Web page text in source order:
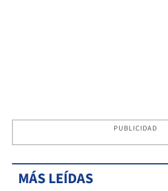
PUBLICIDAD
MÁS LEÍDAS